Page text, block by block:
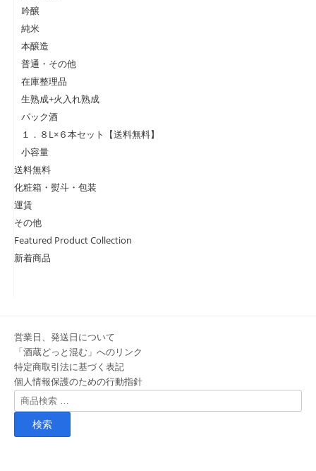
吟醸
純米
本醸造
普通・その他
在庫整理品
生熟成+火入れ熟成
パック酒
１．８L×６本セット【送料無料】
小容量
送料無料
化粧箱・熨斗・包装
運賃
その他
Featured Product Collection
新着商品
営業日、発送日について
「酒蔵どっと混む」へのリンク
特定商取引法に基づく表記
個人情報保護のための行動指針
検
索
象: